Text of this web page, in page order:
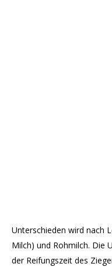
Unterschieden wird nach
Milch) und Rohmilch. Die
der Reifungszeit des